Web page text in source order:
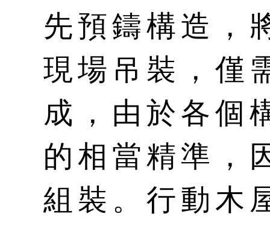
先預鑄構造，
現場吊裝，僅
成，由於各個
的相當精準，
組裝。行動木